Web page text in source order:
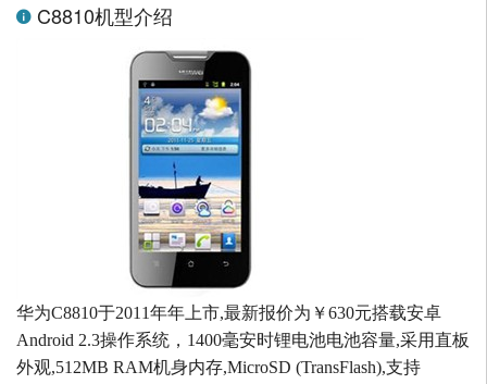
C8810机型介绍
华为C8810于2011年年上市,最新报价为￥630元搭载安卓
Android 2.3操作系统，1400毫安时锂电池电池容量,采用直板
外观,512MB RAM机身内存,MicroSD (TransFlash),支持